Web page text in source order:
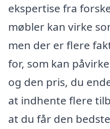
ekspertise fra
møbler kan virke
men der er flere
for, som kan
og den pris, du
at indhente flere
at du får den